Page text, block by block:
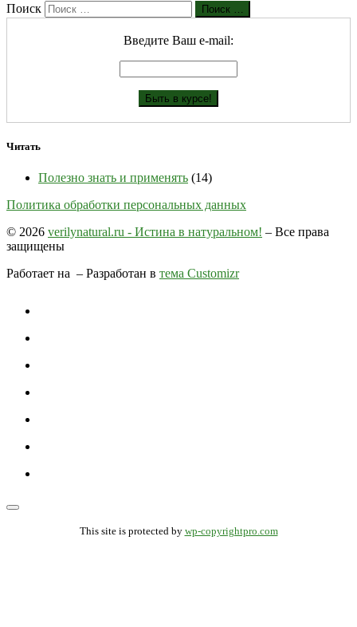
Поиск Поиск …
Введите Ваш е-mail:
Читать
Полезно знать и применять (14)
Политика обработки персональных данных
© 2026 verilynatural.ru - Истина в натуральном! – Все права
защищены
Работает на – Разработан в тема Customizr
This site is protected by wp-copyrightpro.com